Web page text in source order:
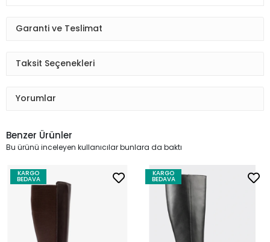
Garanti ve Teslimat
Taksit Seçenekleri
Yorumlar
Benzer Ürünler
Bu ürünü inceleyen kullanıcılar bunlara da baktı
KARGO
BEDAVA
KARGO
BEDAVA